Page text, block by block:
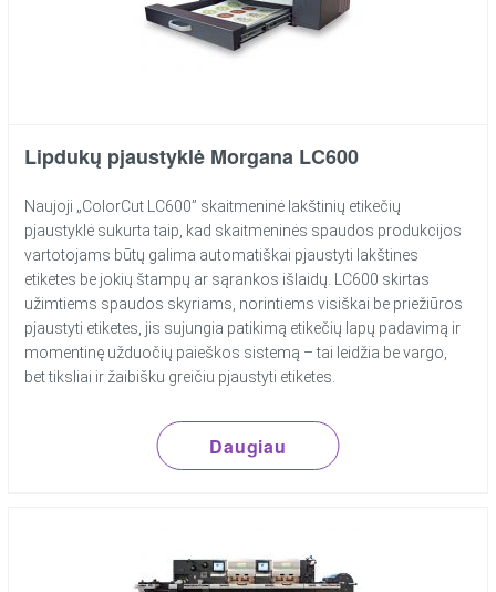
Lipdukų pjaustyklė Morgana LC600
Naujoji „ColorCut LC600” skaitmeninė lakštinių etikečių
pjaustyklė sukurta taip, kad skaitmeninės spaudos produkcijos
vartotojams būtų galima automatiškai pjaustyti lakštines
etiketes be jokių štampų ar sąrankos išlaidų. LC600 skirtas
užimtiems spaudos skyriams, norintiems visiškai be priežiūros
pjaustyti etiketes, jis sujungia patikimą etikečių lapų padavimą ir
momentinę užduočių paieškos sistemą – tai leidžia be vargo,
bet tiksliai ir žaibišku greičiu pjaustyti etiketes.
Daugiau